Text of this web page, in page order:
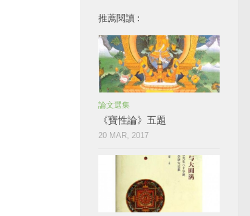
推薦閱讀 :
論文選集
《寶性論》五題
20 MAR, 2017